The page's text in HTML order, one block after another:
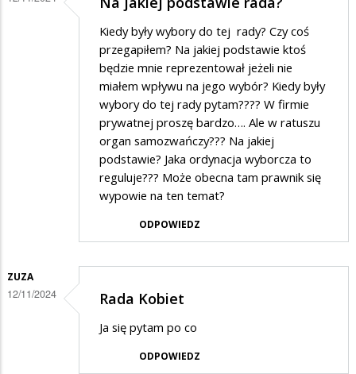
Kiedy były wybory do tej rady? Czy coś
przegapiłem? Na jakiej podstawie ktoś
będzie mnie reprezentował jeżeli nie
miałem wpływu na jego wybór? Kiedy były
wybory do tej rady pytam???? W firmie
prywatnej proszę bardzo…. Ale w ratuszu
organ samozwańczy??? Na jakiej
podstawie? Jaka ordynacja wyborcza to
reguluje??? Może obecna tam prawnik się
wypowie na ten temat?
ODPOWIEDZ
ZUZA
12/11/2024 Rada Kobiet
Ja się pytam po co
ODPOWIEDZ